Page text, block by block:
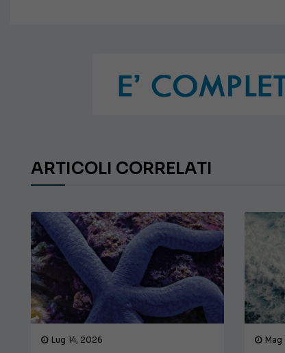
ARTICOLI CORRELATI
Lug 14, 2026 Mag